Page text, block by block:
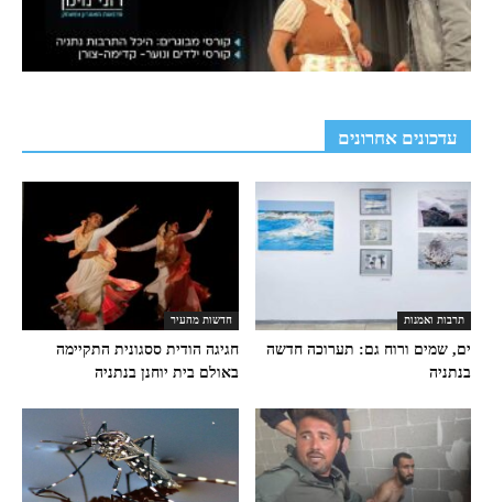
עדכונים אחרונים
חדשות מהעיר
חגיגה הודית ססגונית התקיימה
באולם בית יוחנן בנתניה
תרבות ואמנות
ים, שמים ורוח גם: תערוכה חדשה
בנתניה